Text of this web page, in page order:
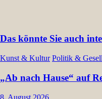
Das könnte Sie auch
Kunst & Kultur Politik &
„Ab nach Hause“ auf
8. August 2026